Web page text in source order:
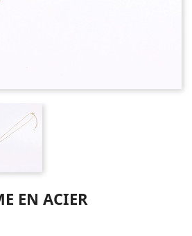
EN ACIER